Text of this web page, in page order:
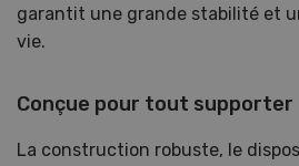
garantit une grande stabilité et
vie.
Conçue pour tout supporter
La construction robuste, le